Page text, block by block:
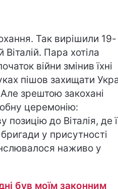
Так вирішили 19-
Пара хотіла
війни змінив їхні
пішов захищати
Але зрештою закохані
церемонію:
до Віталія, де
у присутності
наживо у
був моїм законним